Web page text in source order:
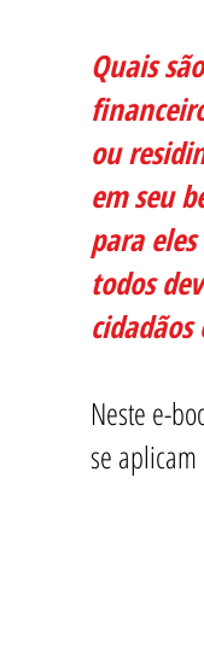
Quais
ou
em seu
para
todos
Neste e-
se